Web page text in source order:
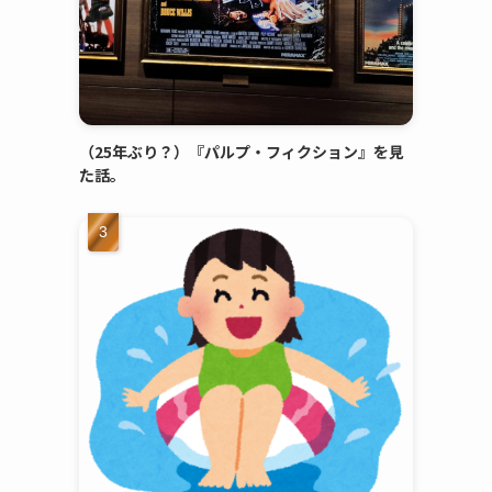
（25年ぶり？）『パルプ・フィクション』を見
た話。